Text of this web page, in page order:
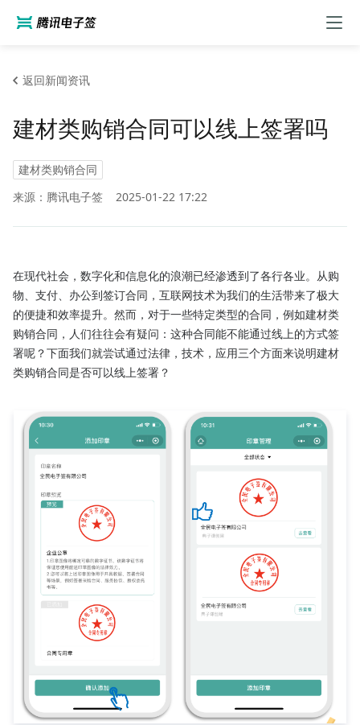
返回新闻资讯
建材类购销合同可以线上签署吗
建材类购销合同
来源：腾讯电子签
2025-01-22 17:22
在现代社会，数字化和信息化的浪潮已经渗透到了各行各业。从购
物、支付、办公到签订合同，互联网技术为我们的生活带来了极大
的便捷和效率提升。然而，对于一些特定类型的合同，例如建材类
购销合同，人们往往会有疑问：这种合同能不能通过线上的方式签
署呢？下面我们就尝试通过法律，技术，应用三个方面来说明建材
类购销合同是否可以线上签署？